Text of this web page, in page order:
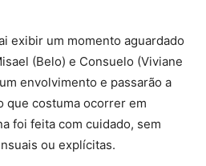
exibir um momento aguardado
(Belo) e Consuelo (Viviane
envolvimento e passarão a
que costuma ocorrer em
foi feita com cuidado, sem
ou explícitas.